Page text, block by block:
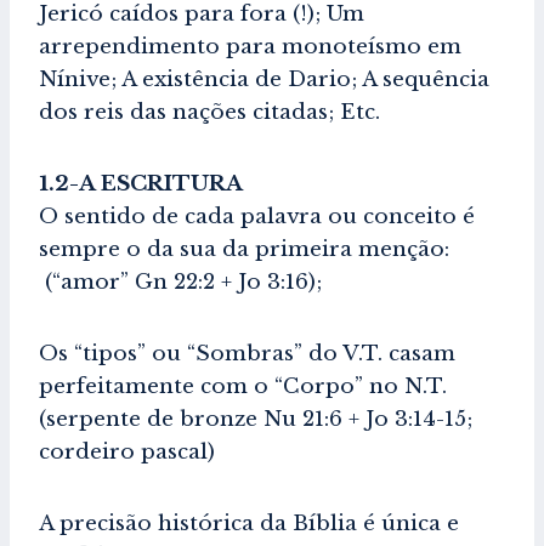
Jericó caídos para fora (!); Um
arrependimento para monoteísmo em
Nínive; A existência de Dario; A sequência
dos reis das nações citadas; Etc.
1.2-A ESCRITURA
O sentido de cada palavra ou conceito é
sempre o da sua da primeira menção:
(“amor” Gn 22:2 + Jo 3:16);
Os “tipos” ou “Sombras” do V.T. casam
perfeitamente com o “Corpo” no N.T.
(serpente de bronze Nu 21:6 + Jo 3:14-15;
cordeiro pascal)
A precisão histórica da Bíblia é única e